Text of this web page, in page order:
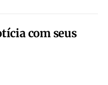
com seus